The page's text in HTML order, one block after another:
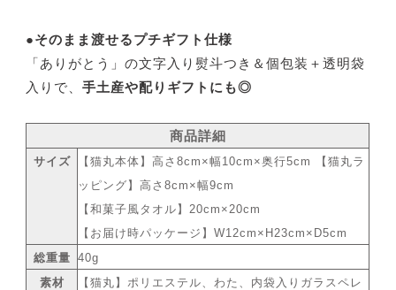
●そのまま渡せるプチギフト仕様
「ありがとう」の文字入り熨斗つき＆個包装＋透明袋
入りで、手土産や配りギフトにも◎
商品詳細
サイズ
【猫丸本体】高さ8cm×幅10cm×奥行5cm 【猫丸ラ
ッピング】高さ8cm×幅9cm
【和菓子風タオル】20cm×20cm
【お届け時パッケージ】W12cm×H23cm×D5cm
総重量
40g
素材
【猫丸】ポリエステル、わた、内袋入りガラスペレ